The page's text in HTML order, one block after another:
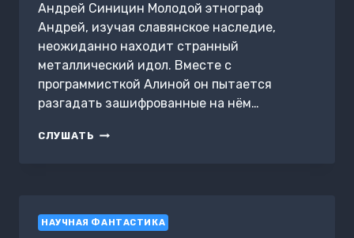
Андрей Синицин Молодой этнограф
Андрей, изучая славянское наследие,
неожиданно находит странный
металлический идол. Вместе с
программисткой Алиной он пытается
разгадать зашифрованные на нём…
СЛУШАТЬ НИТИ
НАУЧНАЯ ФАНТАСТИКА